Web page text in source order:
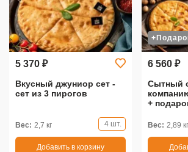
5 370 ₽
Вкусный джуниор сет -
сет из 3 пирогов
Вес: 2,7 кг 4 шт.
Добавить в корзину
6 560 ₽
Сытный
+
Вес: 2,89 кг